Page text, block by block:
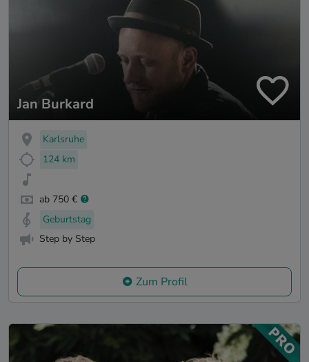
Jan Burkard
Karlsruhe
124 km
ab 750 €
Geburtstag
Step by Step
Zum Profil